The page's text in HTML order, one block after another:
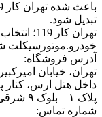
تبدیل شود.
تهران
خودرو.موتورسیکلت
آدرس فروشگاه:
تهران، خیابان
داخل هتل ارس،
پلاک ۱ – بلوک ۹ شرقی
شماره تماس: